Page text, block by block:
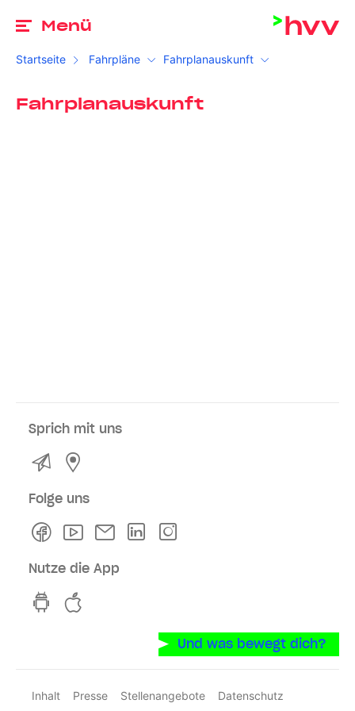
Menü
Startseite Fahrpläne Fahrplanauskunft
Fahrplanauskunft
Sprich mit uns
Kontakt
Folge uns
FacebookYoutubeNewsletterLinkedln
Nutze die App
hvv switch App auf GooglePlay
Und was bewegt dich?
Inhalt Presse Stellenangebote
Datenschutz